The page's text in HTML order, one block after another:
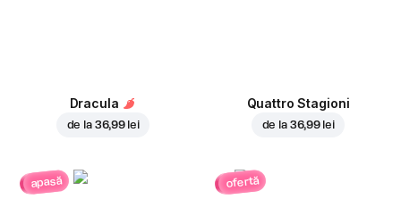
Dracula
de la 36,99 lei
Quattro Stagioni
de la 36,99 lei
apasă ofertă